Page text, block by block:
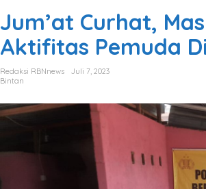
m
'
a
t
C
h
Jum’at Curhat,
Aktifitas Pemuda
Redaksi RBNnews
Juli 7, 2023
Bintan